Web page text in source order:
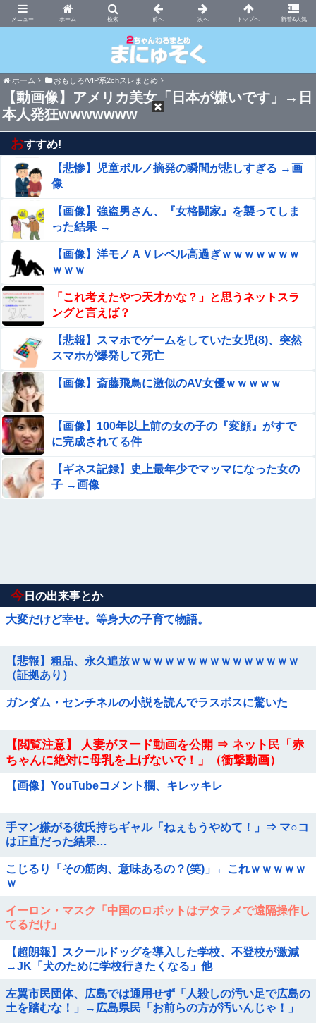
ホーム 新着&人気
まにゅそく 2chまとめニュース速報VIP
ホーム おもしろ/VIP系2chスレまとめ
【動画像】アメリカ美女「日本が嫌いです」→日
本人発狂wwwwwww
おすすめ!
【悲惨】児童ポルノ摘発の瞬間が悲しすぎる →画
像
【画像】強盗男さん、『女格闘家』を襲ってしま
った結果 →
【画像】洋モノＡＶレベル高過ぎｗｗｗｗｗｗｗ
ｗｗｗ
「これ考えたやつ天才かな？」と思うネットスラ
ングと言えば？
【悲報】スマホでゲームをしていた女児(8)、突然
スマホが爆発して死亡
【画像】斎藤飛鳥に激似のAV女優ｗｗｗｗｗ
【画像】100年以上前の女の子の『変顔』がすで
に完成されてる件
【ギネス記録】史上最年少でマッマになった女の
子 →画像
今 日の出来事とか
大変だけど幸せ。等身大の子育て物語。
【悲報】粗品、永久追放ｗｗｗｗｗｗｗｗｗｗｗｗｗｗｗ
（証拠あり）
ガンダム・センチネルの小説を読んでラスボスに驚いた
【閲覧注意】 人妻がヌード動画を公開 ⇒ ネット民「赤
ちゃんに絶対に母乳を上げないで！」（衝撃動画）
【画像】YouTubeコメント欄、キレッキレ
手マン嫌がる彼氏持ちギャル「ねぇもうやめて！」⇒ マ○コ
は正直だった結果…
こじるり「その筋肉、意味あるの？(笑)」←これｗｗｗｗｗ
ｗ
イーロン・マスク「中国のロボットはデタラメで遠隔操作し
てるだけ」
【超朗報】スクールドッグを導入した学校、不登校が激減
→JK「犬のために学校行きたくなる」他
左翼市民団体、広島では通用せず「人殺しの汚い足で広島の
土を踏むな！」→広島県民「お前らの方が汚いんじゃ！」